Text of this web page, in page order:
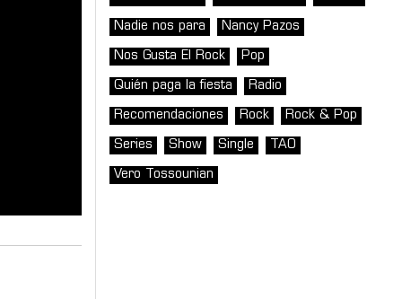
Nadie nos para Nancy Pazos
Nos Gusta El Rock Pop
Quién paga la fiesta Radio
Recomendaciones Rock Rock & Pop
Series Show Single TAO
Vero Tossounian